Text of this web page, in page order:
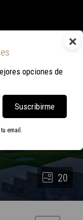
×
opciones de
Suscribirme
email.
20